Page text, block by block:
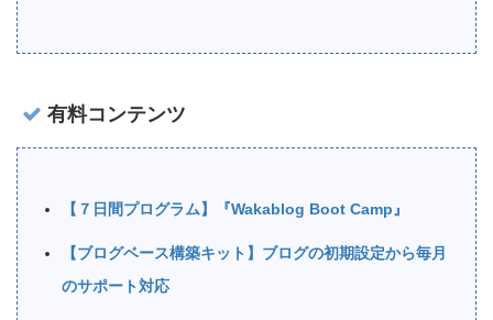
有料コンテンツ
【７日間プログラム】『Wakablog Boot Camp』
【ブログベース構築キット】ブログの初期設定から毎月
のサポート対応